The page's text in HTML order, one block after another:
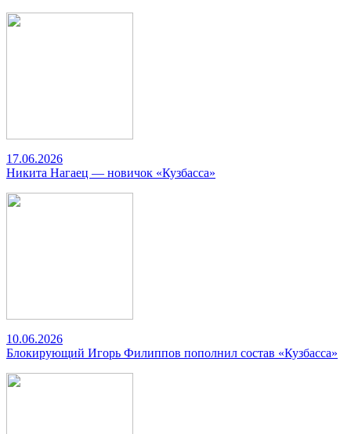
17.06.2026
Никита Нагаец — новичок «Кузбасса»
10.06.2026
Блокирующий Игорь Филиппов пополнил состав «Кузбасса»